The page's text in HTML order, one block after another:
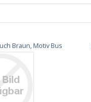
Braun, Motiv Bus